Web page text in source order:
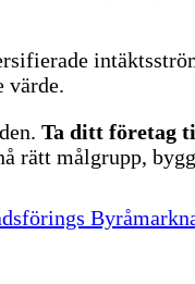
värde.
Ta ditt företag
rätt målgrupp,
Byrå